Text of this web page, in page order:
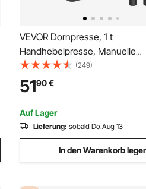
VEVOR Dornpresse, 1 t
Handhebelpresse, Manuelle
Dornpresse Präzisions
mm Maximale Höhe, Manuelle
Stanzpresse aus Gusseisen,
Stanzen, Biegen, Strecken,
(249)
5190€
Auf Lager
Lieferung: sobald Do.Aug 13
In den Warenkorb